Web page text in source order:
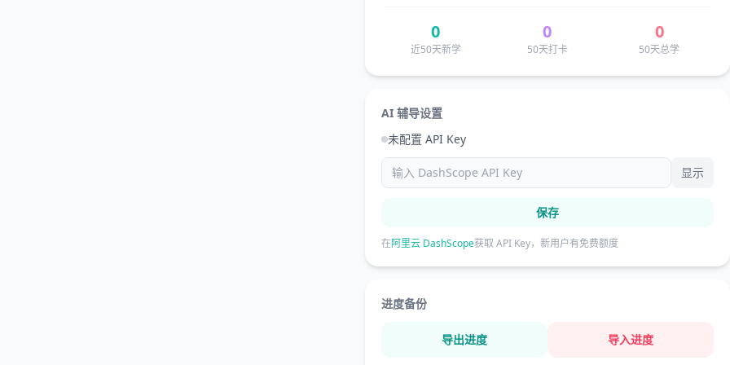
0
近50天新学
0
50天打卡
0
50天总学
AI 辅导设置
未配置 API Key
显示
保存
在阿里云 DashScope获取 API Key，新用户有免费额度
进度备份
导出进度 导入进度